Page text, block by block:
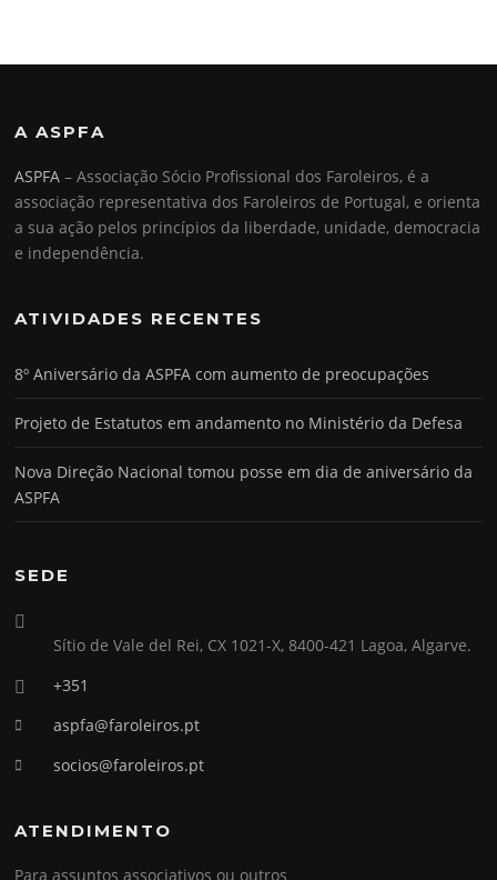
A ASPFA
ASPFA – Associação Sócio Profissional dos Faroleiros, é a
associação representativa dos Faroleiros de Portugal, e orienta
a sua ação pelos princípios da liberdade, unidade, democracia
e independência.
ATIVIDADES RECENTES
8º Aniversário da ASPFA com aumento de preocupações
Projeto de Estatutos em andamento no Ministério da Defesa
Nova Direção Nacional tomou posse em dia de aniversário da
ASPFA
SEDE
Sítio de Vale del Rei, CX 1021-X, 8400-421 Lagoa, Algarve.
+351
aspfa@faroleiros.pt
socios@faroleiros.pt
ATENDIMENTO
Para assuntos associativos ou outros